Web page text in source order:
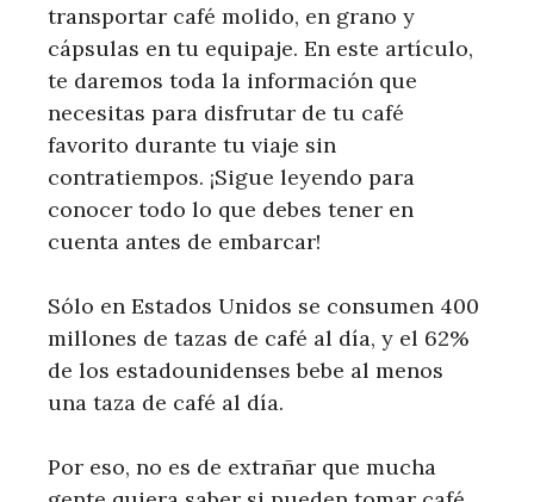
transportar café molido, en grano y
cápsulas en tu equipaje. En este artículo,
te daremos toda la información que
necesitas para disfrutar de tu café
favorito durante tu viaje sin
contratiempos. ¡Sigue leyendo para
conocer todo lo que debes tener en
cuenta antes de embarcar!
Sólo en Estados Unidos se consumen 400
millones de tazas de café al día, y el 62%
de los estadounidenses bebe al menos
una taza de café al día.
Por eso, no es de extrañar que mucha